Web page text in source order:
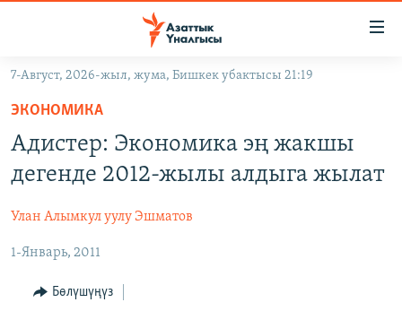
Навигацияга
өтүңүз
Издөөгө
салыңызКЫРГЫЗСТАН
ЭКОНОМИКА
МАДАНИЯТ
ДҮЙНӨ
БОРБОР АЗИЯ
АТАЙЫН ИЛИКТӨӨ
ТВ ПРОГРАММАЛАР
БҮГҮН АЗАТТЫКТА
ПОДКАСТ
7-Август, 2026-жыл, жума, Бишкек убактысы 21:19
ЭКОНОМИКА
Адистер: Экономика эң жакшы
дегенде 2012-жылы алдыга жылат
Улан Алымкул уулу Эшматов
1-Январь, 2011
Бөлүшүңүз